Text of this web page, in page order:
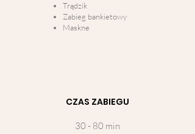
Trądzik
Zabieg bankietowy
Maskne
CZAS ZABIEGU
30 - 80 min